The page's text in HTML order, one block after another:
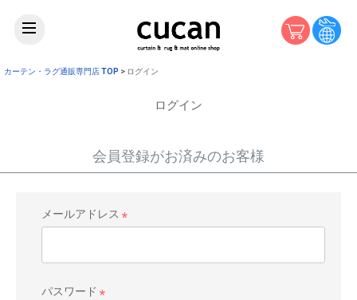
カーテン・ラグ通販専門店 TOP ログイン
ログイン
会員登録がお済みのお客様
メールアドレス
パスワード